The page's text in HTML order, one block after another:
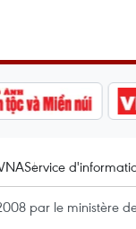
Service
par le ministère